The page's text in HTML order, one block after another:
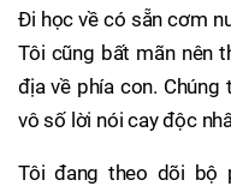
Đi học về có sẵn cơm
Tôi cũng bất mãn nên
địa về phía con.
vô số lời nói cay độc
Tôi đang theo dõi bộ